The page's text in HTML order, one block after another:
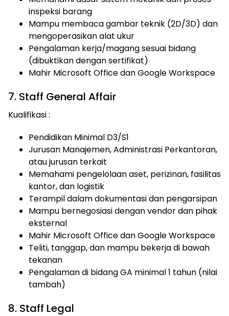
inspeksi barang
Mampu membaca gambar teknik (2D/3D) dan
mengoperasikan alat ukur
Pengalaman kerja/magang sesuai bidang
(dibuktikan dengan sertifikat)
Mahir Microsoft Office dan Google Workspace
7. Staff General Affair
Kualifikasi :
Pendidikan Minimal D3/S1
Jurusan Manajemen, Administrasi Perkantoran,
atau jurusan terkait
Memahami pengelolaan aset, perizinan, fasilitas
kantor, dan logistik
Terampil dalam dokumentasi dan pengarsipan
Mampu bernegosiasi dengan vendor dan pihak
eksternal
Mahir Microsoft Office dan Google Workspace
Teliti, tanggap, dan mampu bekerja di bawah
tekanan
Pengalaman di bidang GA minimal 1 tahun (nilai
tambah)
8. Staff Legal